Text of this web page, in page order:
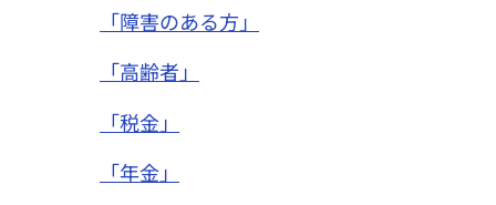
「障害のある方」
「高齢者」
「税金」
「年金」